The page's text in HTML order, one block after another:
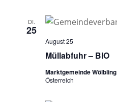
DI.
25
Müllabfuhr – BIO
August 25
Marktgemeinde Wölbling
Österreich